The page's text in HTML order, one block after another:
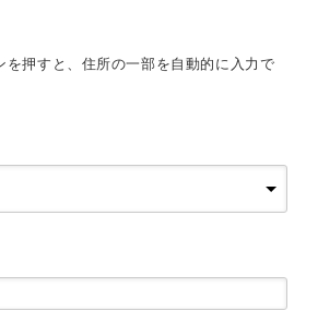
を押すと、住所の一部を自動的に入力で